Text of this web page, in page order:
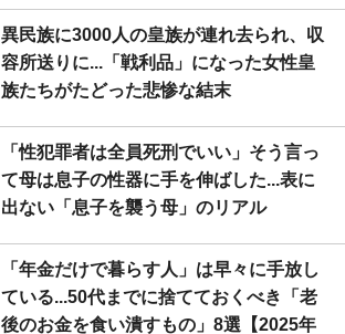
異民族に3000人の皇族が連れ去られ、収
容所送りに...「戦利品」になった女性皇
族たちがたどった悲惨な結末
「性犯罪者は全員死刑でいい」そう言っ
て母は息子の性器に手を伸ばした...表に
出ない「息子を襲う母」のリアル
「年金だけで暮らす人」は早々に手放し
ている...50代までに捨てておくべき「老
後のお金を食い潰すもの」8選【2025年